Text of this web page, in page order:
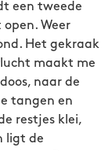
een tweede
Weer
Het gekraak
maakt me
naar de
tangen en
restjes klei,
ligt de